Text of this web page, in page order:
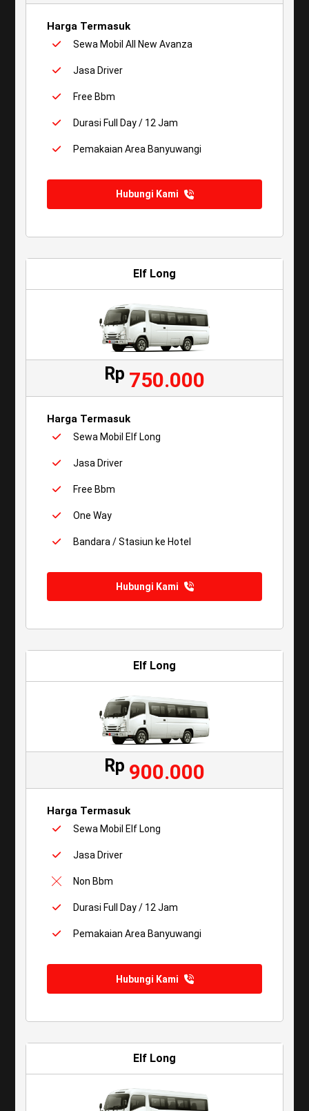
Harga Termasuk
Sewa Mobil All New Avanza
Jasa Driver
Free Bbm
Durasi Full Day / 12 Jam
Pemakaian Area Banyuwangi
Hubungi Kami
Elf Long
Rp 750.000
Harga Termasuk
Sewa Mobil Elf Long
Jasa Driver
Free Bbm
One Way
Bandara / Stasiun ke Hotel
Hubungi Kami
Elf Long
Rp 900.000
Harga Termasuk
Sewa Mobil Elf Long
Jasa Driver
Non Bbm
Durasi Full Day / 12 Jam
Pemakaian Area Banyuwangi
Hubungi Kami
Elf Long